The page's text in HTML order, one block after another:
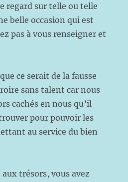
regard sur telle ou telle
belle occasion qui est
pas à vous renseigner et
ce serait de la fausse
sans talent car nous
cachés en nous qu’il
pour pouvoir les
au service du bien
trésors, vous avez